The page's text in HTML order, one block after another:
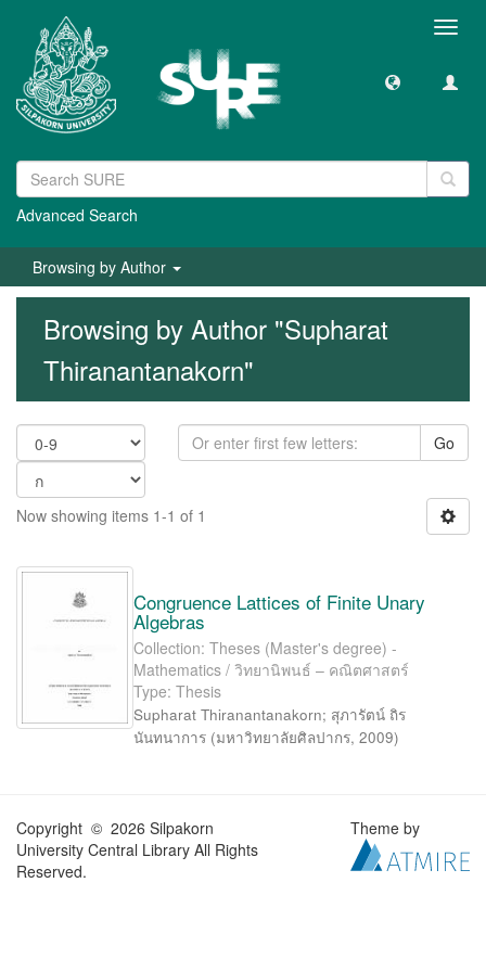
Advanced Search
Browsing by Author
Browsing by Author "Supharat
Thiranantanakorn"
Go
Now showing items 1-1 of 1
Congruence Lattices of Finite Unary
Algebras
Collection: Theses (Master's degree) -
Mathematics / วิทยานิพนธ์ – คณิตศาสตร์
Type: Thesis
Supharat Thiranantanakorn; สุภารัตน์ ถิร
นันทนาการ (มหาวิทยาลัยศิลปากร, 2009)
Copyright © 2026 Silpakorn
University Central Library All Rights
Reserved.
Theme by